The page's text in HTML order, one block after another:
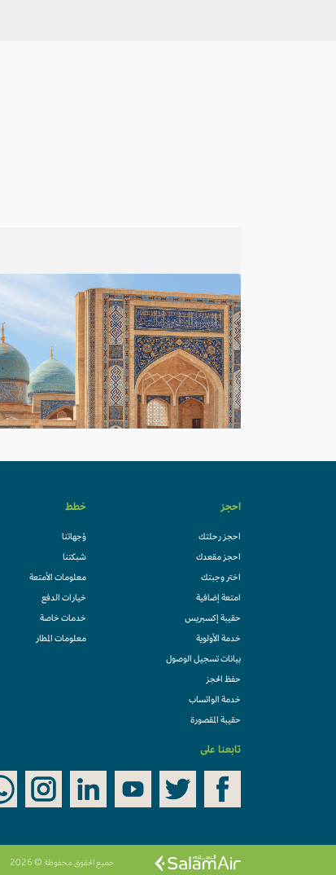
احجز
احجز رحلتك
احجز مقعدك
اختر وجبتك
امتعة إضافية
حقيبة إكسبريس
خدمة الأولوية
بيانات تسجيل الوصول
حفظ الحجز
خدمة الواتساب
حقيبة المقصورة
خطط
وُجهاتنا
شبكتنا
معلومات الأمتعة
خيارات الدفع
خدمات خاصة
معلومات المطار
تابعنا على
جميع الحقوق محفوظة © 2026